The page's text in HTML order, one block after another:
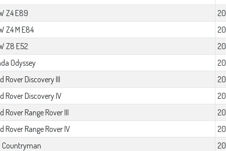
Z4 E89
Z4 M E84
Z8 E52
Odyssey
Rover Discovery III
Rover Discovery IV
Rover Range Rover III
Rover Range Rover IV
Countryman